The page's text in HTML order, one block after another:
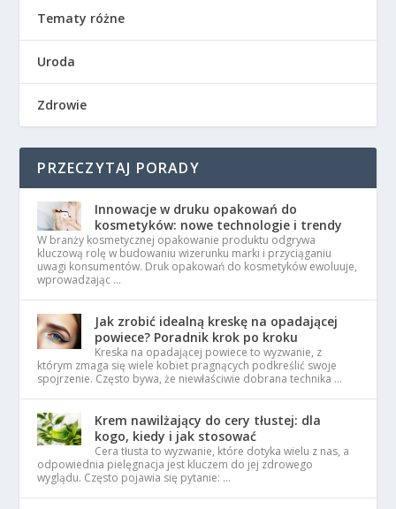
Tematy różne
Uroda
Zdrowie
PRZECZYTAJ PORADY
Innowacje w druku opakowań do
kosmetyków: nowe technologie i trendy
W branży kosmetycznej opakowanie produktu odgrywa
kluczową rolę w budowaniu wizerunku marki i przyciąganiu
uwagi konsumentów. Druk opakowań do kosmetyków ewoluuje,
wprowadzając …
Jak zrobić idealną kreskę na opadającej
powiece? Poradnik krok po kroku
Kreska na opadającej powiece to wyzwanie, z
którym zmaga się wiele kobiet pragnących podkreślić swoje
spojrzenie. Często bywa, że niewłaściwie dobrana technika …
Krem nawilżający do cery tłustej: dla
kogo, kiedy i jak stosować
Cera tłusta to wyzwanie, które dotyka wielu z nas, a
odpowiednia pielęgnacja jest kluczem do jej zdrowego
wyglądu. Często pojawia się pytanie: …